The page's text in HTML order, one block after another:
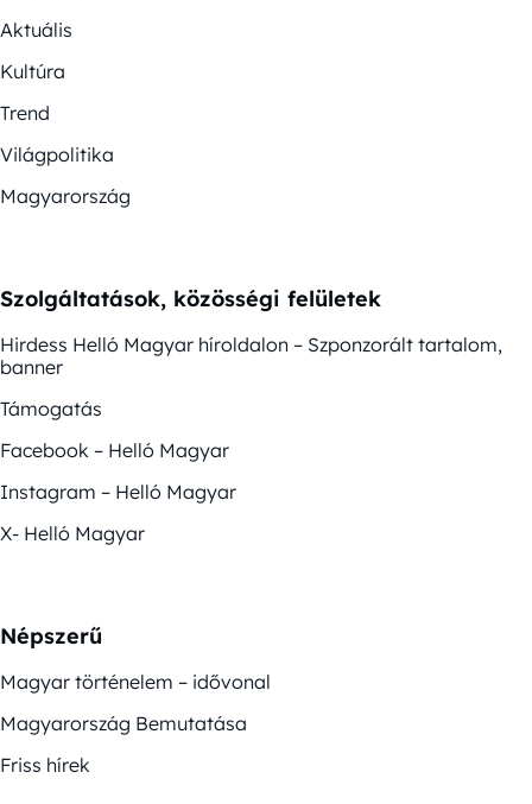
Aktuális
Kultúra
Trend
Világpolitika
Magyarország
Szolgáltatások, közösségi felületek
Hirdess Helló Magyar híroldalon – Szponzorált tartalom,
banner
Támogatás
Facebook – Helló Magyar
Instagram – Helló Magyar
X- Helló Magyar
Népszerű
Magyar történelem – idővonal
Magyarország Bemutatása
Friss hírek